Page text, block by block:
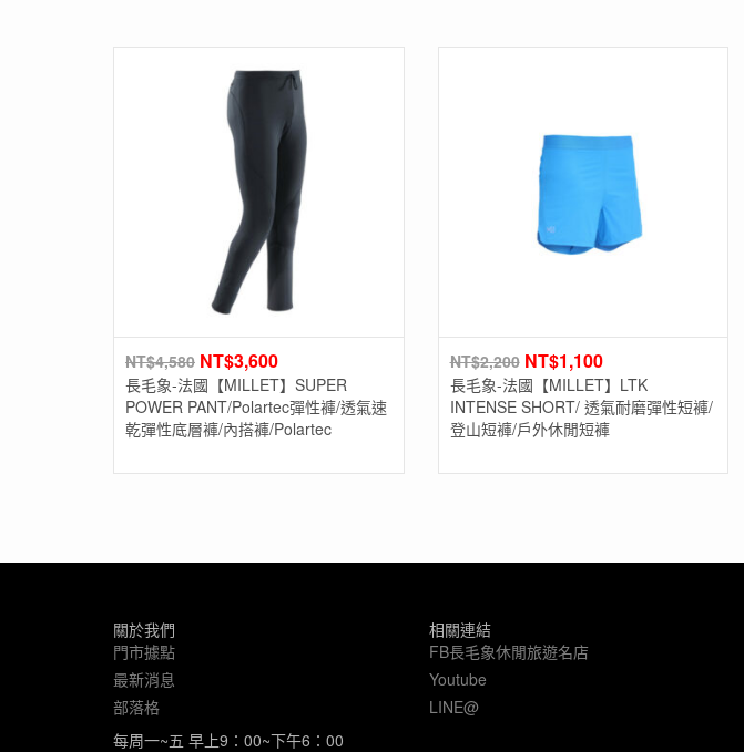
NT$4,580 NT$3,600
長毛象-法國【MILLET】SUPER
POWER PANT/Polartec彈性褲/透氣速
乾彈性底層褲/內搭褲/Polartec
NT$2,200 NT$1,100
長毛象-法國【MILLET】LTK
INTENSE SHORT/ 透氣耐磨彈性短褲/
登山短褲/戶外休閒短褲
關於我們
門市據點
最新消息
部落格
每周一~五 早上9：00~下午6：00
相關連結
FB長毛象休閒旅遊名店
Youtube
LINE@